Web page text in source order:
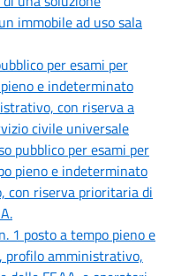
immobile ad uso sala
per esami per
e indeterminato
con riserva a
civile universale
pubblico per esami per
pieno e indeterminato
con riserva prioritaria di
1 posto a tempo pieno e
amministrativo,